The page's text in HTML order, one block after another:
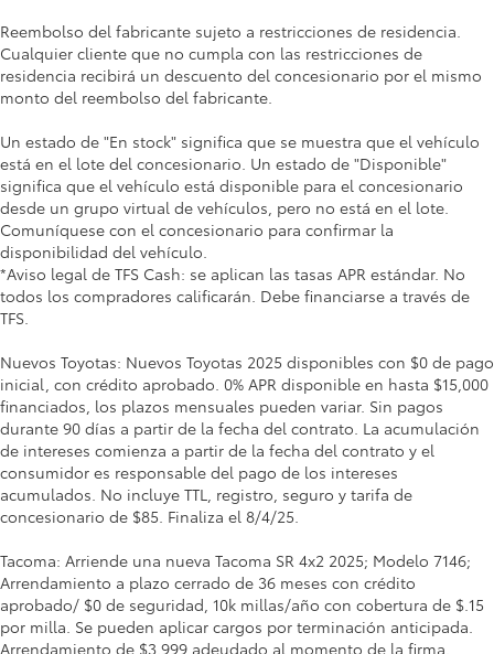
Reembolso del fabricante sujeto a restricciones de residencia.
Cualquier cliente que no cumpla con las restricciones de
residencia recibirá un descuento del concesionario por el mismo
monto del reembolso del fabricante.
Un estado de "En stock" significa que se muestra que el vehículo
está en el lote del concesionario. Un estado de "Disponible"
significa que el vehículo está disponible para el concesionario
desde un grupo virtual de vehículos, pero no está en el lote.
Comuníquese con el concesionario para confirmar la
disponibilidad del vehículo.
*Aviso legal de TFS Cash: se aplican las tasas APR estándar. No
todos los compradores calificarán. Debe financiarse a través de
TFS.
Nuevos Toyotas: Nuevos Toyotas 2025 disponibles con $0 de pago
inicial, con crédito aprobado. 0% APR disponible en hasta $15,000
financiados, los plazos mensuales pueden variar. Sin pagos
durante 90 días a partir de la fecha del contrato. La acumulación
de intereses comienza a partir de la fecha del contrato y el
consumidor es responsable del pago de los intereses
acumulados. No incluye TTL, registro, seguro y tarifa de
concesionario de $85. Finaliza el 8/4/25.
Tacoma: Arriende una nueva Tacoma SR 4x2 2025; Modelo 7146;
Arrendamiento a plazo cerrado de 36 meses con crédito
aprobado/ $0 de seguridad, 10k millas/año con cobertura de $.15
por milla. Se pueden aplicar cargos por terminación anticipada.
Arrendamiento de $3,999 adeudado al momento de la firma.